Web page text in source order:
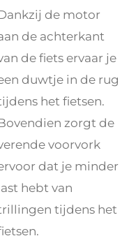
de motor
de achterkant
de fiets ervaar je
duwtje in de rug
het fietsen.
zorgt de
voorvork
dat je minder
hebt van
tijdens het